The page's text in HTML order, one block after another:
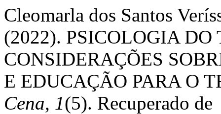
Cleomarla dos Santos
(2022). PSICOLOGIA DO
CONSIDERAÇÕES
E EDUCAÇÃO PARA O
Cena, 1(5). Recuperado de